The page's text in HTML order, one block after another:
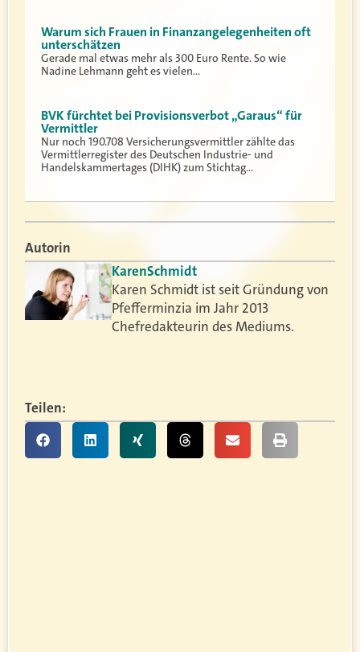
Warum sich Frauen in Finanzangelegenheiten oft
unterschätzen
Gerade mal etwas mehr als 300 Euro Rente. So wie
Nadine Lehmann geht es vielen…
BVK fürchtet bei Provisionsverbot „Garaus“ für
Vermittler
Nur noch 190.708 Versicherungsvermittler zählte das
Vermittlerregister des Deutschen Industrie- und
Handelskammertages (DIHK) zum Stichtag…
Autorin
KarenSchmidt
Karen Schmidt ist seit Gründung von
Pfefferminzia im Jahr 2013
Chefredakteurin des Mediums.
Teilen: